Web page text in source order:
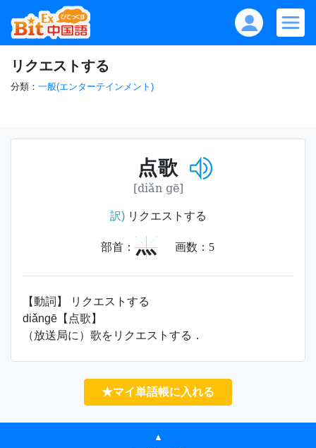
リクエストする
分類： 一般(エンターテインメント)
点歌
[diǎn gē]
訳)リクエストする
部首： 灬 画数： 5
【動詞】 リクエストする
diǎngē【点歌】
（放送局に）歌をリクエストする．
★マイ単語帳に入れる
▲